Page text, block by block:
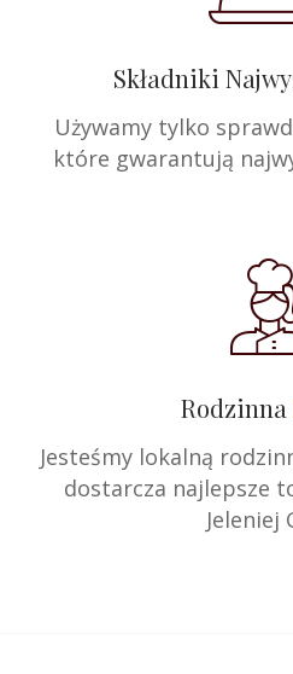
Składniki
Używamy tylko
które gwarantują
Rodzinna
Jesteśmy lokalną
dostarcza najlepsze
Jeleniej